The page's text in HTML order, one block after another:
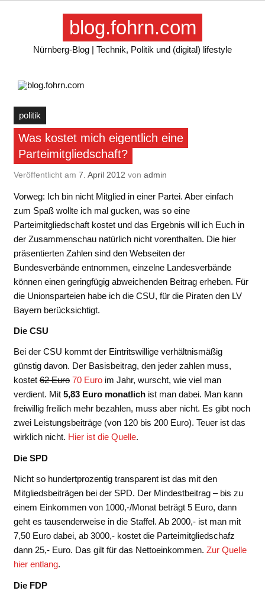
Skip
blog.fohrn.com
Nürnberg-Blog | Technik, Politik und (digital) lifestyle
politik
Was kostet mich eigentlich eine
Parteimitgliedschaft?
Veröffentlicht am 7. April 2012 von admin
Vorweg: Ich bin nicht Mitglied in einer Partei. Aber einfach
zum Spaß wollte ich mal gucken, was so eine
Parteimitgliedschaft kostet und das Ergebnis will ich Euch in
der Zusammenschau natürlich nicht vorenthalten. Die hier
präsentierten Zahlen sind den Webseiten der
Bundesverbände entnommen, einzelne Landesverbände
können einen geringfügig abweichenden Beitrag erheben. Für
die Unionsparteien habe ich die CSU, für die Piraten den LV
Bayern berücksichtigt.
Die CSU
Bei der CSU kommt der Eintritswillige verhältnismäßig
günstig davon. Der Basisbeitrag, den jeder zahlen muss,
kostet62 Euro 70 Euroim Jahr, wurscht, wie viel man
verdient. Mit 5,83 Euro monatlichist man dabei. Man kann
freiwillig freilich mehr bezahlen, muss aber nicht. Es gibt noch
zwei Leistungsbeiträge (von 120 bis 200 Euro). Teuer ist das
wirklich nicht. Hier ist die Quelle.
Die SPD
Nicht so hundertprozentig transparent ist das mit den
Mitgliedsbeiträgen bei der SPD. Der Mindestbeitrag – bis zu
einem Einkommen von 1000,-/Monat beträgt 5 Euro, dann
geht es tausenderweise in die Staffel. Ab 2000,- ist man mit
7,50 Euro dabei, ab 3000,- kostet die Parteimitgliedschafz
dann 25,- Euro. Das gilt für das Nettoeinkommen. Zur Quelle
hier entlang.
Die FDP